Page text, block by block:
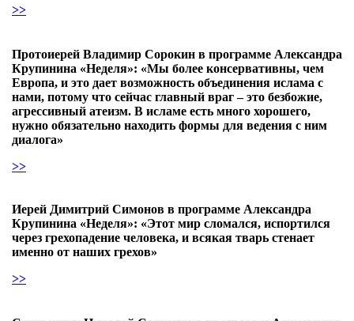
>>
Протоиерей Владимир Сорокин в программе Александра
Крупинина «Неделя»: «Мы более консервативны, чем
Европа, и это дает возможность объединения ислама с
нами, потому что сейчас главный враг – это безбожие,
агрессивный атеизм. В исламе есть много хорошего,
нужно обязательно находить формы для ведения с ним
диалога»
>>
Иерей Димитрий Симонов в программе Александра
Крупинина «Неделя»: «Этот мир сломался, испортился
через грехопадение человека, и всякая тварь стенает
именно от наших грехов»
>>